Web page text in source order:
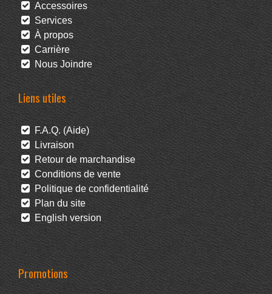
Accessoires
Services
À propos
Carrière
Nous Joindre
Liens utiles
F.A.Q. (Aide)
Livraison
Retour de marchandise
Conditions de vente
Politique de confidentialité
Plan du site
English version
Promotions